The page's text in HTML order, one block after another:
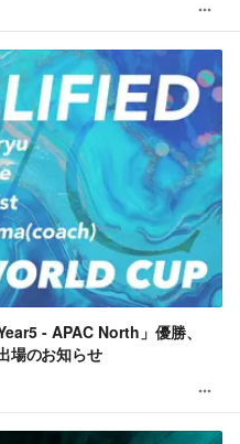
- APAC North」優勝、
場のお知らせ